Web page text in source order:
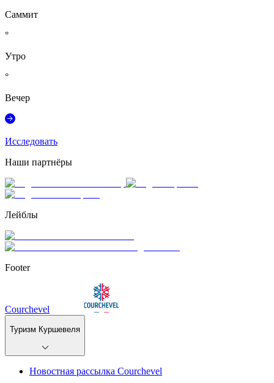
Саммит
°
Утро
°
Вечер
Исследовать
Наши партнёры
Лейблы
Footer
Courchevel
Туризм Куршевеля
Новостная рассылка Courchevel